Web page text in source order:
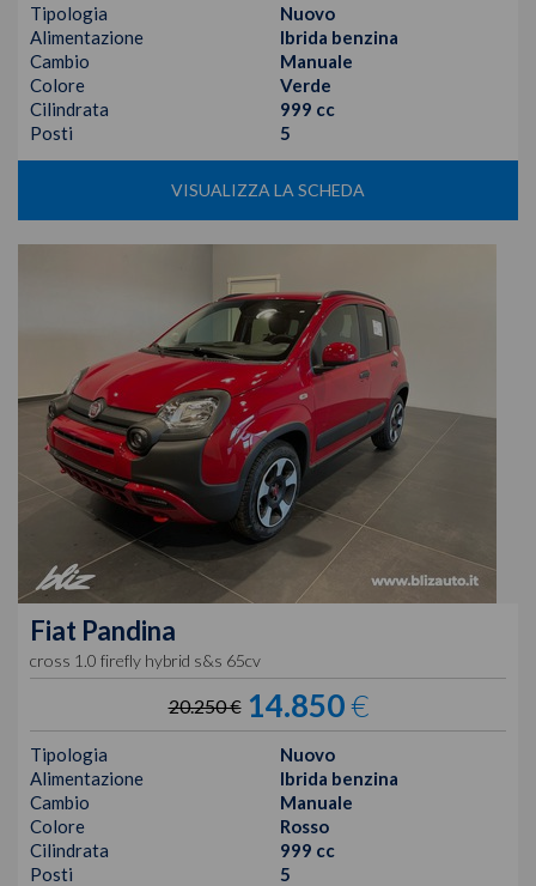
Tipologia
Nuovo
Alimentazione
Ibrida benzina
Cambio
Manuale
Colore
Verde
Cilindrata
999 cc
Posti
5
VISUALIZZA LA SCHEDA
Fiat Pandina
cross 1.0 firefly hybrid s&s 65cv
20.250 € 14.850€
Tipologia
Nuovo
Alimentazione
Ibrida benzina
Cambio
Manuale
Colore
Rosso
Cilindrata
999 cc
Posti
5